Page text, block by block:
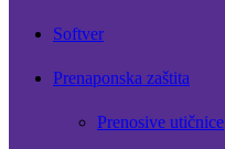
Softver
Prenaponska zaštita
Prenosive utičnice